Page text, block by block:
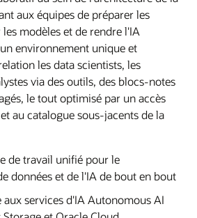
aux équipes de préparer les
modèles et de rendre l'IA
environnement unique et
les data scientists, les
via des outils, des blocs-notes
le tout optimisé par un accès
au catalogue sous-jacents de la
de travail unifié pour le
données et de l'IA de bout en bout
services d'IA Autonomous AI